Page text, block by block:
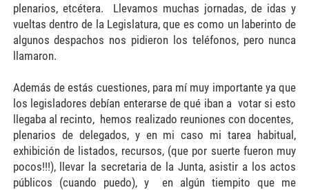
plenarios, etcétera. Llevamos muchas jornadas, de idas y
vueltas dentro de la Legislatura, que es como un laberinto de
algunos despachos nos pidieron los teléfonos, pero nunca
llamaron.
Además de estás cuestiones, para mí muy importante ya que
los legisladores debían enterarse de qué iban a votar si esto
llegaba al recinto, hemos realizado reuniones con docentes,
plenarios de delegados, y en mi caso mi tarea habitual,
exhibición de listados, recursos, (que por suerte fueron muy
pocos!!!), llevar la secretaria de la Junta, asistir a los actos
públicos (cuando puedo), y en algún tiempito que me